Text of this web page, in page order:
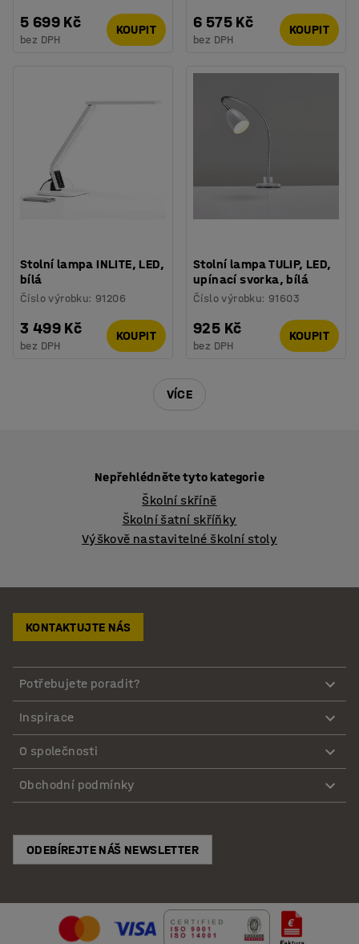
5 699 Kč
bez DPH
KOUPIT 6 575 Kč
bez DPH
KOUPIT
Stolní lampa INLITE, LED,
bílá
Číslo výrobku: 91206
3 499 Kč
bez DPH
KOUPIT
Stolní lampa TULIP, LED,
upínací svorka, bílá
Číslo výrobku: 91603
925 Kč
bez DPH
KOUPIT
VÍCE
Nepřehlédněte tyto kategorie
Školní skříně
Školní šatní skříňky
Výškově nastavitelné školní stoly
KONTAKTUJTE NÁS
Potřebujete poradit?
Inspirace
O společnosti
Obchodní podmínky
ODEBÍREJTE NÁŠ NEWSLETTER